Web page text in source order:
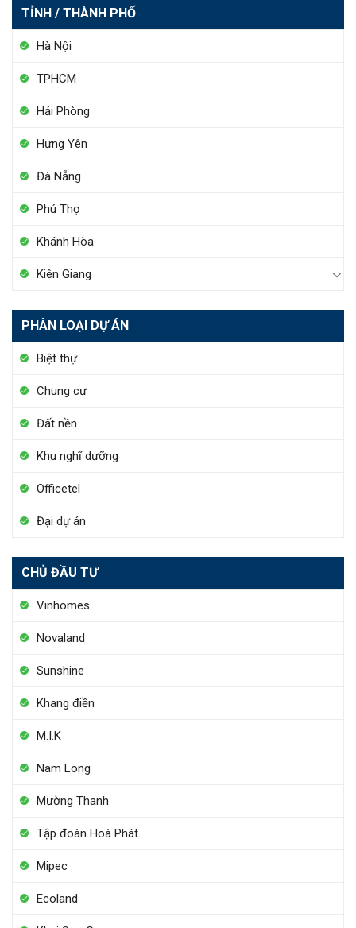
TỈNH / THÀNH PHỐ
Hà Nội
TPHCM
Hải Phòng
Hưng Yên
Đà Nẵng
Phú Thọ
Khánh Hòa
Kiên Giang
PHÂN LOẠI DỰ ÁN
Biệt thự
Chung cư
Đất nền
Khu nghĩ dưỡng
Officetel
Đại dự án
CHỦ ĐẦU TƯ
Vinhomes
Novaland
Sunshine
Khang điền
M.I.K
Nam Long
Mường Thanh
Tập đoàn Hoà Phát
Mipec
Ecoland